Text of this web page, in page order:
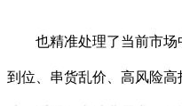
也精准处理了当前市场
到位、串货乱价、高风险高